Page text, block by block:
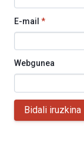
E-mail *
Webgunea
Bidali iruzkina